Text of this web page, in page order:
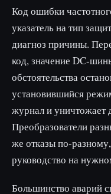
Код ошибки
указатель на тип
диагноз причины.
код, значение DC-
обстоятельства
установившийся
журнал и уничтожает
Преобразователи
же отказы по-
руководство на
Большинство аварий